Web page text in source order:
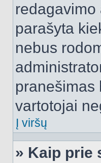
parašyta
nebus
pranešimas
vartotojai
Į viršų
» Kaip prie